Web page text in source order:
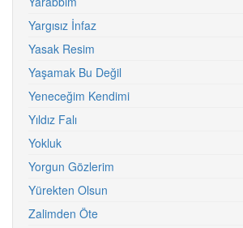
Yargısız İnfaz
Yasak Resim
Yaşamak Bu Değil
Yeneceğim Kendimi
Yıldız Falı
Yokluk
Yorgun Gözlerim
Yürekten Olsun
Zalimden Öte